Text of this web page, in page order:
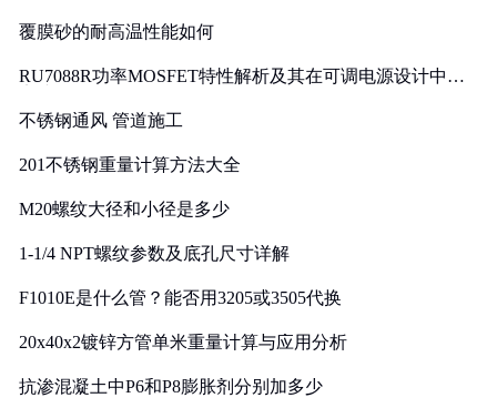
覆膜砂的耐高温性能如何
RU7088R功率MOSFET特性解析及其在可调电源设计中的
不锈钢通风 管道施工
201不锈钢重量计算方法大全
M20螺纹大径和小径是多少
1-1/4 NPT螺纹参数及底孔尺寸详解
F1010E是什么管？能否用3205或3505代换
20x40x2镀锌方管单米重量计算与应用分析
抗渗混凝土中P6和P8膨胀剂分别加多少